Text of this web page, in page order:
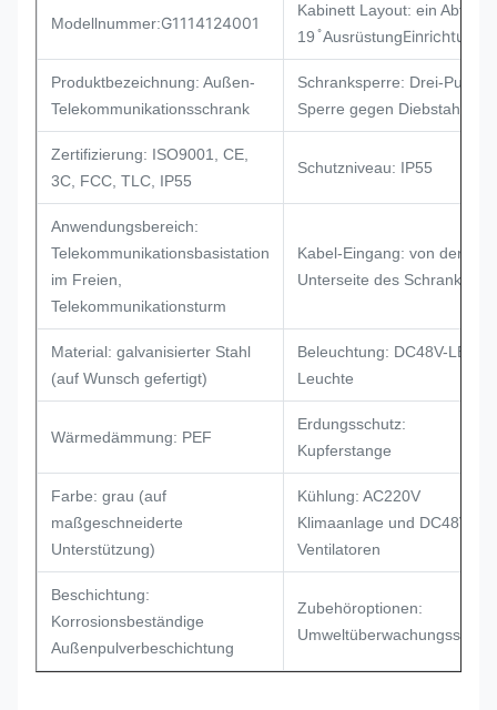
Modellnummer:G1114124001
Kabinett Layout: ein Abteil
19 ̊ AusrüstungEinrichtung
Produktbezeichnung: Außen-
Telekommunikationsschrank
Schranksperre: Drei-Punkte-
Sperre gegen Diebstahl
Zertifizierung: ISO9001, CE,
3C, FCC, TLC, IP55
Schutzniveau: IP55
Anwendungsbereich:
Telekommunikationsbasistation
im Freien,
Telekommunikationsturm
Kabel-Eingang: von der
Unterseite des Schranks
Material: galvanisierter Stahl
(auf Wunsch gefertigt)
Beleuchtung: DC48V-LED-
Leuchte
Wärmedämmung: PEF
Erdungsschutz:
Kupferstange
Farbe: grau (auf
maßgeschneiderte
Unterstützung)
Kühlung: AC220V
Klimaanlage und DC48V-
Ventilatoren
Beschichtung:
Korrosionsbeständige
Außenpulverbeschichtung
Zubehöroptionen: